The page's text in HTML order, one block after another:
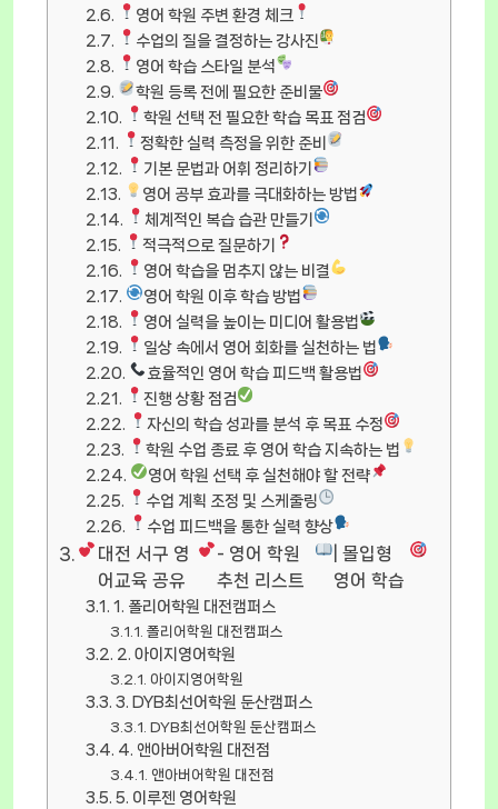
영어 학원 주변 환경 체크
수업의 질을 결정하는 강사진
영어 학습 스타일 분석
학원 등록 전에 필요한 준비물
학원 선택 전 필요한 학습 목표 점검
정확한 실력 측정을 위한 준비
기본 문법과 어휘 정리하기
영어 공부 효과를 극대화하는 방법
체계적인 복습 습관 만들기
적극적으로 질문하기
영어 학습을 멈추지 않는 비결
영어 학원 이후 학습 방법
영어 실력을 높이는 미디어 활용법
일상 속에서 영어 회화를 실천하는 법
효율적인 영어 학습 피드백 활용법
진행 상황 점검
자신의 학습 성과를 분석 후 목표 수정
학원 수업 종료 후 영어 학습 지속하는 법
영어 학원 선택 후 실천해야 할 전략
수업 계획 조정 및 스케줄링
수업 피드백을 통한 실력 향상
대전 서구 영
어교육 공유
- 영어 학원
추천 리스트
| 몰입형
영어 학습
1. 폴리어학원 대전캠퍼스
폴리어학원 대전캠퍼스
2. 아이지영어학원
아이지영어학원
3. DYB최선어학원 둔산캠퍼스
DYB최선어학원 둔산캠퍼스
4. 앤아버어학원 대전점
앤아버어학원 대전점
5. 이루젠 영어학원